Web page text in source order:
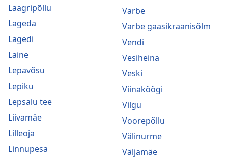
Laagripõllu
Lageda
Lagedi
Laine
Lepavõsu
Lepiku
Lepsalu tee
Liivamäe
Lilleoja
Linnupesa
Varbe
Varbe gaasikraanisõlm
Vendi
Vesiheina
Veski
Viinaköögi
Vilgu
Voorepõllu
Välinurme
Väljamäe